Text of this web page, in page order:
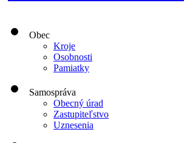
Obec
Kroje
Osobnosti
Pamiatky
Samospráva
Obecný úrad
Zastupiteľstvo
Uznesenia